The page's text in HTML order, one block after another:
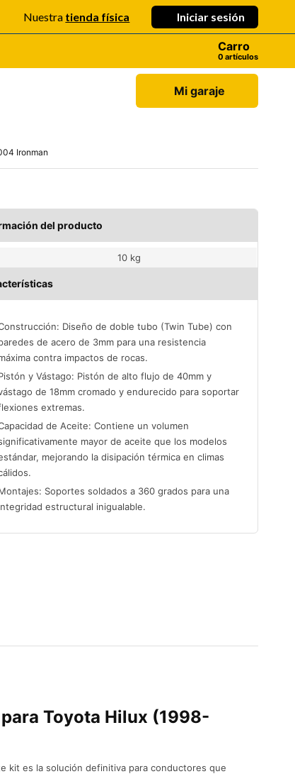
Nuestra tienda física Iniciar sesión
Carro
artículos
Mi garaje
Ironman
del producto
10 kg
Diseño de doble tubo (Twin Tube) con
de acero de 3mm para una resistencia
contra impactos de rocas.
y Vástago: Pistón de alto flujo de 40mm y
de 18mm cromado y endurecido para soportar
extremas.
de Aceite: Contiene un volumen
mayor de aceite que los modelos
mejorando la disipación térmica en climas
Soportes soldados a 360 grados para una
estructural inigualable.
para Toyota Hilux (1998-
kit es la solución definitiva para conductores que